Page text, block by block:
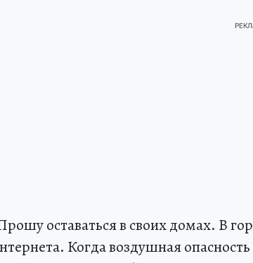
оставаться в своих домах. В
Когда воздушная